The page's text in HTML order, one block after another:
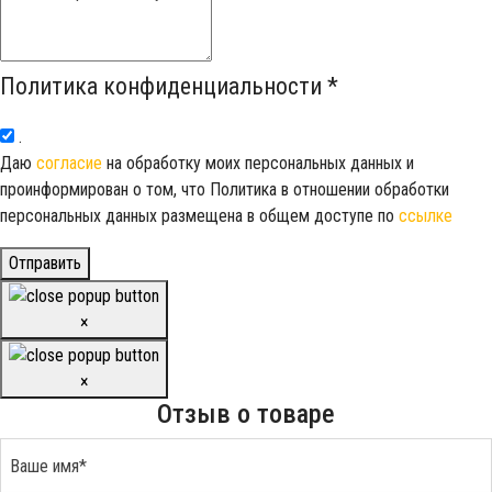
Политика конфиденциальности *
.
Даю согласие на обработку моих персональных данных и
проинформирован о том, что Политика в отношении обработки
персональных данных размещена в общем доступе по ссылке
Отправить
×
×
Отзыв о товаре